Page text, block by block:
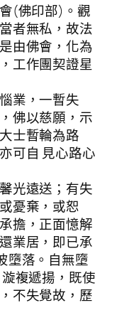
(佛印部)。觀
者無私，故法
由佛會，化為
工作團契證星
業，一暫失
佛以慈願，示
士暫輪為路
可自 見心路心
光遠送；有失
憂棄，或恕
擔，正面憶解
業居，即已承
墮落。自無墮
複遞揚，既使
不失覺故，歷